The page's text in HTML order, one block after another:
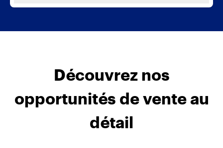
Découvrez nos
opportunités de vente au
détail